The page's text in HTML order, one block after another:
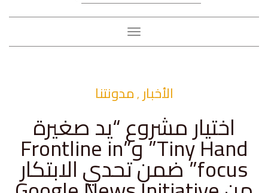
Toggle
navigation
الأخبار,مدونتنا
اختيار مشروع “يد صغيرة
Tiny Hand” و”Frontline in
focus” ضمن تحدي الابتكار